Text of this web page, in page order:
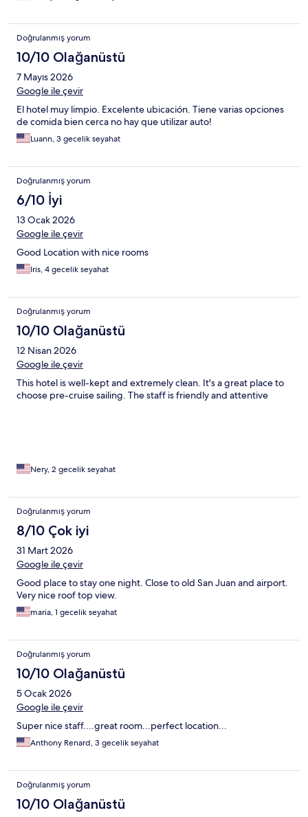
Doğrulanmış yorum
10/10 Olağanüstü
7 Mayıs 2026
Google ile çevir
El hotel muy limpio. Excelente ubicación. Tiene varias opciones
de comida bien cerca no hay que utilizar auto!
Luann, 3 gecelik seyahat
Doğrulanmış yorum
6/10 İyi
13 Ocak 2026
Google ile çevir
Good Location with nice rooms
Iris, 4 gecelik seyahat
Doğrulanmış yorum
10/10 Olağanüstü
12 Nisan 2026
Google ile çevir
This hotel is well-kept and extremely clean. It's a great place to
choose pre-cruise sailing. The staff is friendly and attentive
Nery, 2 gecelik seyahat
Doğrulanmış yorum
8/10 Çok iyi
31 Mart 2026
Google ile çevir
Good place to stay one night. Close to old San Juan and airport.
Very nice roof top view.
maria, 1 gecelik seyahat
Doğrulanmış yorum
10/10 Olağanüstü
5 Ocak 2026
Google ile çevir
Super nice staff....great room...perfect location...
Anthony Renard, 3 gecelik seyahat
Doğrulanmış yorum
10/10 Olağanüstü